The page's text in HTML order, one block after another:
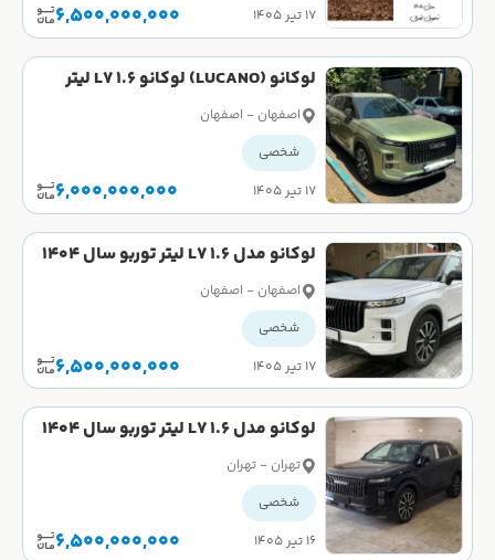
۱۷ تیر ۱۴۰۵
6,500,000,000
لوکانو (LUCANO) لوکانو L7 1.6 لیتر
توربو سال 1404
اصفهان - اصفهان
شخصی
۱۷ تیر ۱۴۰۵
6,000,000,000
لوکانو مدل L7 1.6 لیتر توربو سال 1404
صفراصفهان - اصفهان
شخصی
۱۷ تیر ۱۴۰۵
6,500,000,000
لوکانو مدل L7 1.6 لیتر توربو سال 1404
کارکرده
تهران - تهران
شخصی
۱۶ تیر ۱۴۰۵
6,500,000,000